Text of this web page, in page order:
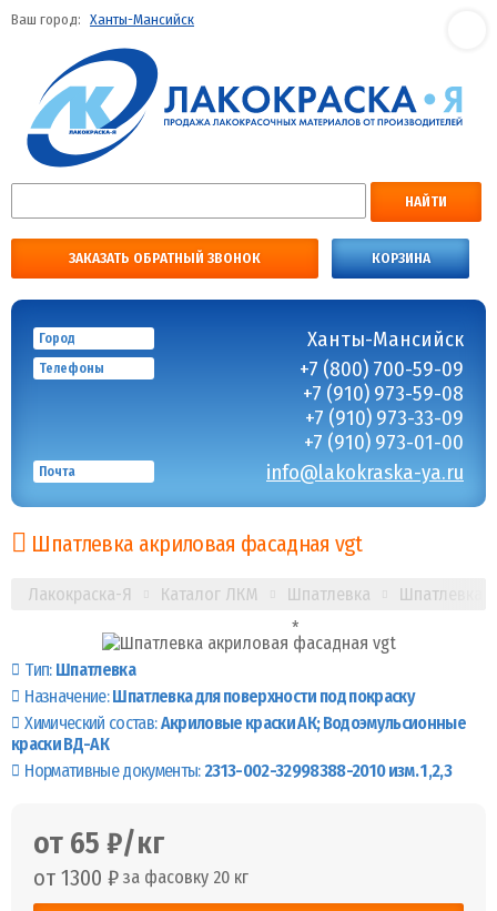
Ваш город: Ханты-Мансийск
НАЙТИ
ЗАКАЗАТЬ ОБРАТНЫЙ ЗВОНОК КОРЗИНА
Город Ханты-Мансийск
Телефоны
+7 (800) 700-59-09
+7 (910) 973-59-08
+7 (910) 973-33-09
+7 (910) 973-01-00
Почта info@lakokraska-ya.ru
Шпатлевка акриловая фасадная vgt
Лакокраска-Я Каталог ЛКМ Шпатлевка Шпатлевка
Тип: Шпатлевка
Назначение:Шпатлевка для поверхности под покраску
Химический состав:Акриловые краски АК Водоэмульсионные
краски ВД-АК
Нормативные документы: 2313-002-32998388-2010 изм. 1,2,3
от 65 ₽/кг
от 1300 ₽ за фасовку 20 кг